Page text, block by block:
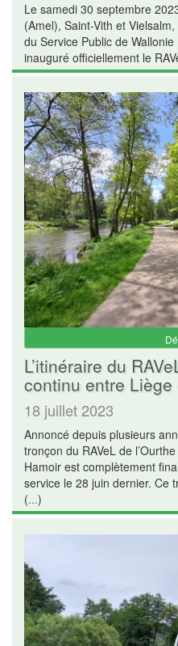
Le samedi 30 septembre
(Amel), Saint-Vith et
du Service Public de
inauguré officiellement le
L’itinéraire du
continu entre Liège
18 juillet 2023
Annoncé depuis plusieurs
tronçon du RAVeL de
Hamoir est complètement
service le 28 juin dernier. Ce
(...)